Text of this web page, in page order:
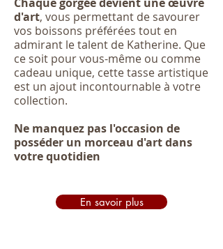
d'art, vous permettant de savourer
vos boissons préférées tout en
admirant le talent de Katherine. Que
ce soit pour vous-même ou comme
cadeau unique, cette tasse artistique
est un ajout incontournable à votre
collection.
Ne manquez pas l'occasion de
posséder un morceau d'art dans
votre quotidien
En savoir plus